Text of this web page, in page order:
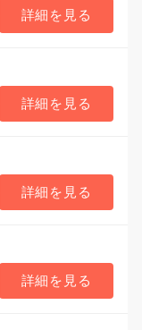
詳細を見る
詳細を見る
詳細を見る
詳細を見る